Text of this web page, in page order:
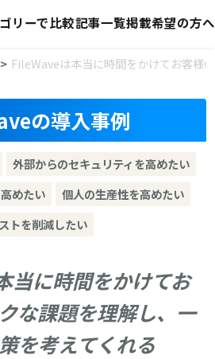
リーで比較記事一覧掲載希望の方へ
FileWaveは本当に時間をかけてお客様
の導入事例
外部からのセキュリティを高めたい
めたい
個人の生産性を高めたい
トを削減したい
当に時間をかけてお
な課題を理解し、一
を考えてくれる